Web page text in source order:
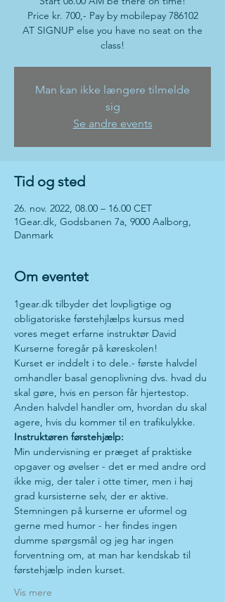
Price kr. 700,- Pay by mobilepay 786102
AT SIGNUP else you have no seat on the
class!
Man kan ikke længere tilmelde
sig
Se andre events
Tid og sted
26. nov. 2022, 08.00 – 16.00 CET
1Gear.dk, Godsbanen 7a, 9000 Aalborg,
Danmark
Om eventet
1gear.dk tilbyder det lovpligtige og
obligatoriske førstehjlælps kursus med
vores meget erfarne instruktør David
Kurserne foregår på køreskolen!
Kurset er inddelt i to dele.- første halvdel
omhandler basal genoplivning dvs. hvad du
skal gøre, hvis en person får hjertestop.
Anden halvdel handler om, hvordan du skal
agere, hvis du kommer til en trafikulykke.
Instruktøren førstehjælp:
Min undervisning er præget af praktiske
opgaver og øvelser - det er med andre ord
ikke mig, der taler i otte timer, men i høj
grad kursisterne selv, der er aktive.
Stemningen på kurserne er uformel og
gerne med humor - her findes ingen
dumme spørgsmål og jeg har ingen
forventning om, at man har kendskab til
førstehjælp inden kurset.
Vis mere